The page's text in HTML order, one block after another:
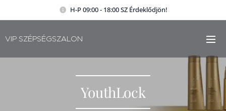
H-P 09:00 - 18:00 SZ Érdeklődjön!
VIP SZÉPSÉGSZALON
YouthLock